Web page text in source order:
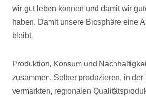
wir gut leben können und damit wir
haben. Damit unsere Biosphäre eine
bleibt.
Produktion, Konsum und
zusammen. Selber produzieren, in der
vermarkten, regionalen